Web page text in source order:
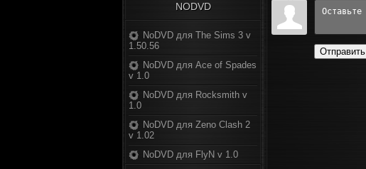
NODVD
NoDVD для The Sims 3 v
1.50.56
NoDVD для Ace of Spades
v 1.0
NoDVD для Rocksmith v
1.0
NoDVD для Zeno Clash 2
v 1.02
NoDVD для FlyN v 1.0
Отправить